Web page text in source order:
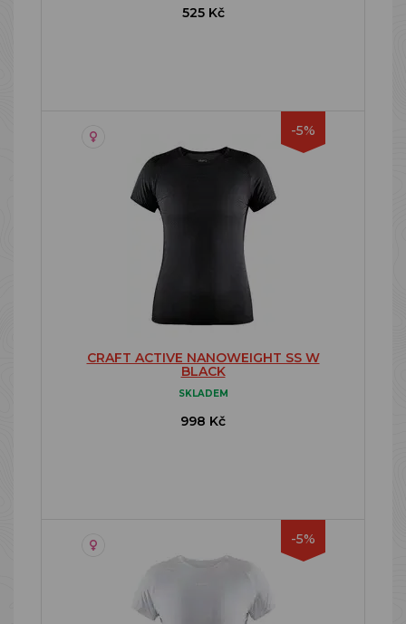
525 Kč
-5%
CRAFT ACTIVE NANOWEIGHT SS W
BLACK
SKLADEM
998 Kč
-5%